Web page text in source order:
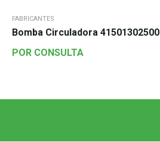
FABRICANTES
Bomba Circuladora 41501302500
POR CONSULTA